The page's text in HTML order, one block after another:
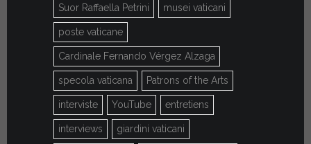
Suor Raffaella Petrini musei vaticani
poste vaticane
Cardinale Fernando Vérgez Alzaga
specola vaticana Patrons of the Arts
interviste YouTube entretiens
interviews giardini vaticani